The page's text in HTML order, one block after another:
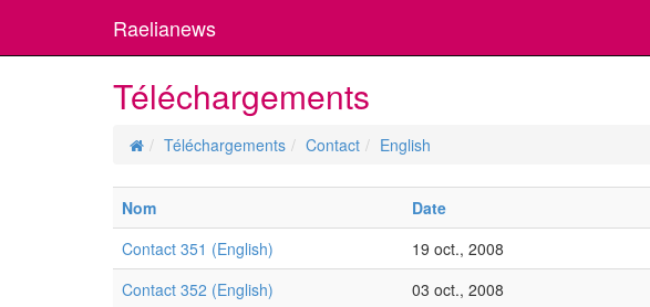
Raelianews
Téléchargements
Téléchargements Contact English
Nom Date
Contact 351 (English)
19 oct., 2008
Contact 352 (English)
03 oct., 2008